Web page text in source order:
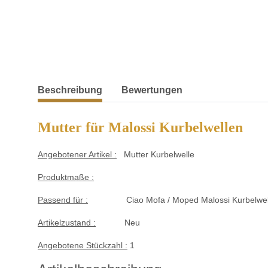
weitere Registerkarten anzeigen
Beschreibung Bewertungen
Mutter für Malossi Kurbelwellen
Angebotener Artikel : Mutter Kurbelwelle
Produktmaße :
Passend für : Ciao Mofa / Moped Malossi
Artikelzustand : Neu
Angebotene Stückzahl : 1